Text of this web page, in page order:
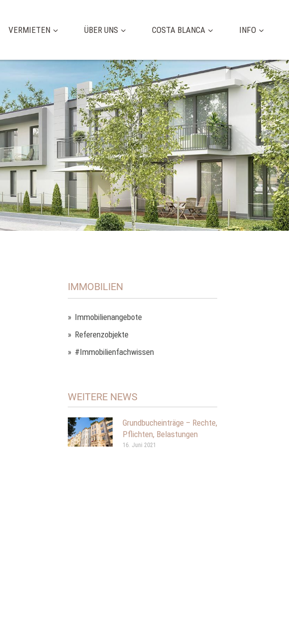
VERMIETEN ÜBER UNS COSTA BLANCA INFO
IMMOBILIEN
Immobilienangebote
Referenzobjekte
#Immobilienfachwissen
WEITERE NEWS
Grundbucheinträge – Rechte,
Pflichten, Belastungen
16. Juni 2021